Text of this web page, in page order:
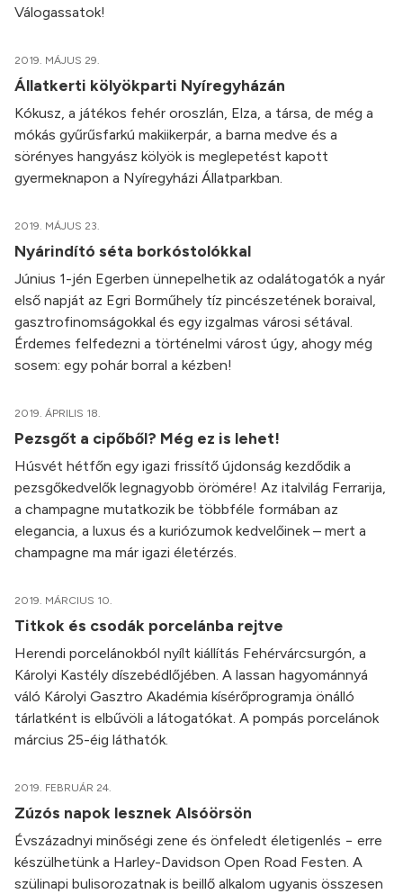
Válogassatok!
2019. MÁJUS 29.
Állatkerti kölyökparti Nyíregyházán
Kókusz, a játékos fehér oroszlán, Elza, a társa, de még a
mókás gyűrűsfarkú makiikerpár, a barna medve és a
sörényes hangyász kölyök is meglepetést kapott
gyermeknapon a Nyíregyházi Állatparkban.
2019. MÁJUS 23.
Nyárindító séta borkóstolókkal
Június 1-jén Egerben ünnepelhetik az odalátogatók a nyár
első napját az Egri Borműhely tíz pincészetének boraival,
gasztrofinomságokkal és egy izgalmas városi sétával.
Érdemes felfedezni a történelmi várost úgy, ahogy még
sosem: egy pohár borral a kézben!
2019. ÁPRILIS 18.
Pezsgőt a cipőből? Még ez is lehet!
Húsvét hétfőn egy igazi frissítő újdonság kezdődik a
pezsgőkedvelők legnagyobb örömére! Az italvilág Ferrarija,
a champagne mutatkozik be többféle formában az
elegancia, a luxus és a kuriózumok kedvelőinek – mert a
champagne ma már igazi életérzés.
2019. MÁRCIUS 10.
Titkok és csodák porcelánba rejtve
Herendi porcelánokból nyílt kiállítás Fehérvárcsurgón, a
Károlyi Kastély díszebédlőjében. A lassan hagyománnyá
váló Károlyi Gasztro Akadémia kísérőprogramja önálló
tárlatként is elbűvöli a látogatókat. A pompás porcelánok
március 25-éig láthatók.
2019. FEBRUÁR 24.
Zúzós napok lesznek Alsóörsön
Évszázadnyi minőségi zene és önfeledt életigenlés − erre
készülhetünk a Harley-Davidson Open Road Festen. A
szülinapi bulisorozatnak is beillő alkalom ugyanis összesen